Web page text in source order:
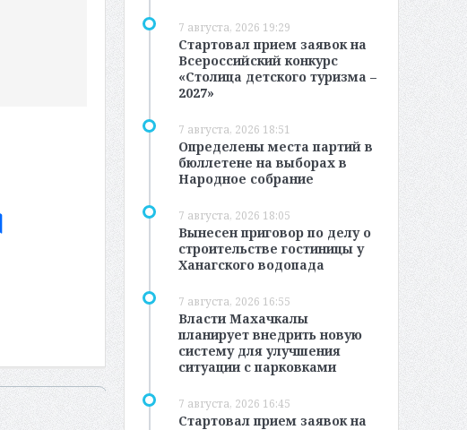
7 августа, 2026 19:29
Стартовал прием заявок на
Всероссийский конкурс
«Столица детского туризма –
2027»
7 августа, 2026 18:51
Определены места партий в
бюллетене на выборах в
Народное собрание
7 августа, 2026 18:05
Вынесен приговор по делу о
строительстве гостиницы у
Ханагского водопада
7 августа, 2026 16:55
Власти Махачкалы
планирует внедрить новую
систему для улучшения
ситуации с парковками
7 августа, 2026 16:45
Стартовал прием заявок на